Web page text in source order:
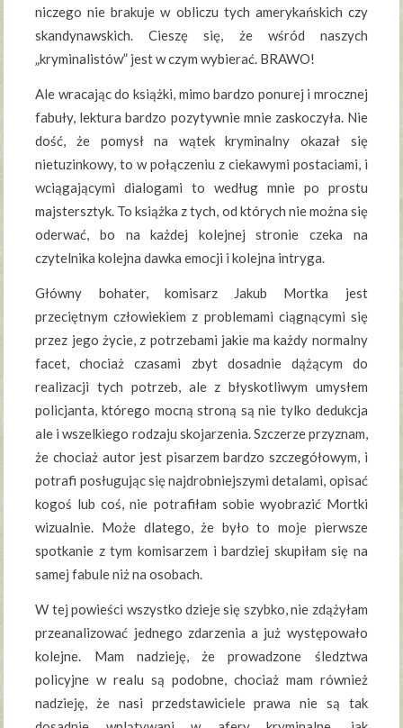
niczego nie brakuje w obliczu tych amerykańskich czy
skandynawskich. Cieszę się, że wśród naszych
„kryminalistów” jest w czym wybierać. BRAWO!
Ale wracając do książki, mimo bardzo ponurej i mrocznej
fabuły, lektura bardzo pozytywnie mnie zaskoczyła. Nie
dość, że pomysł na wątek kryminalny okazał się
nietuzinkowy, to w połączeniu z ciekawymi postaciami, i
wciągającymi dialogami to według mnie po prostu
majstersztyk. To książka z tych, od których nie można się
oderwać, bo na każdej kolejnej stronie czeka na
czytelnika kolejna dawka emocji i kolejna intryga.
Główny bohater, komisarz Jakub Mortka jest
przeciętnym człowiekiem z problemami ciągnącymi się
przez jego życie, z potrzebami jakie ma każdy normalny
facet, chociaż czasami zbyt dosadnie dążącym do
realizacji tych potrzeb, ale z błyskotliwym umysłem
policjanta, którego mocną stroną są nie tylko dedukcja
ale i wszelkiego rodzaju skojarzenia. Szczerze przyznam,
że chociaż autor jest pisarzem bardzo szczegółowym, i
potrafi posługując się najdrobniejszymi detalami, opisać
kogoś lub coś, nie potrafiłam sobie wyobrazić Mortki
wizualnie. Może dlatego, że było to moje pierwsze
spotkanie z tym komisarzem i bardziej skupiłam się na
samej fabule niż na osobach.
W tej powieści wszystko dzieje się szybko, nie zdążyłam
przeanalizować jednego zdarzenia a już występowało
kolejne. Mam nadzieję, że prowadzone śledztwa
policyjne w realu są podobne, chociaż mam również
nadzieję, że nasi przedstawiciele prawa nie są tak